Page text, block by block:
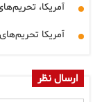
آمریکا،
آمریکا
ارسال نظر